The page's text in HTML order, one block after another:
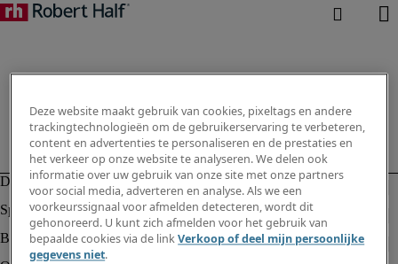
Deze website maakt gebruik van cookies, pixeltags en andere
trackingtechnologieën om de gebruikerservaring te verbeteren,
content en advertenties te personaliseren en de prestaties en
het verkeer op onze website te analyseren. We delen ook
informatie over uw gebruik van onze site met onze partners
voor social media, adverteren en analyse. Als we een
voorkeurssignaal voor afmelden detecteren, wordt dit
gehonoreerd. U kunt zich afmelden voor het gebruik van
bepaalde cookies via de linkVerkoop of deel mijn persoonlijke
gegevens niet.